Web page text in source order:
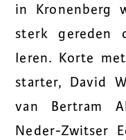
in Kronenberg
sterk gereden
Ieren. Korte
starter, David
van Bertram
Neder-Zwitser